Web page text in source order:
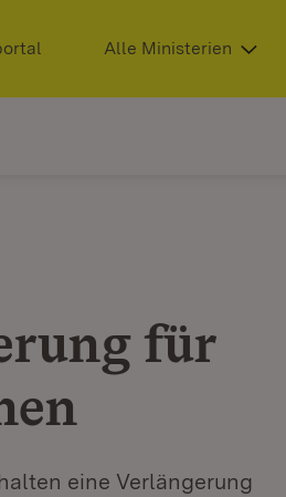
(Öffnet in neuem Fenster)
Alle Ministerien
für
eine Verlängerung